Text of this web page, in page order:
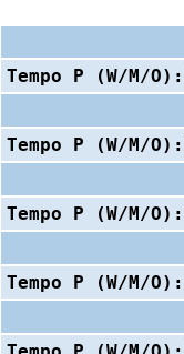
Tempo P (W/M/O):
Tempo P (W/M/O):
Tempo P (W/M/O):
Tempo P (W/M/O):